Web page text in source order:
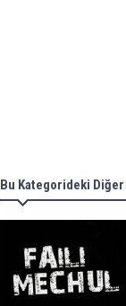
Bu Kategorideki